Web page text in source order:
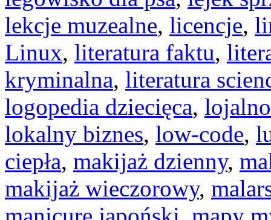
lekcje muzealne, licencje,
Linux, literatura faktu,
kryminalna, literatura
logopedia dziecięca,
lokalny biznes, low-code,
ciepła, makijaż dzienny,
makijaż wieczorowy,